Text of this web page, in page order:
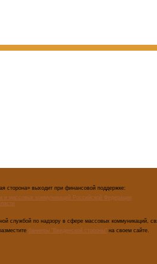
сторона» выходит при финансовой поддержке:
и массовых коммуникаций Российской Федерации
службой по надзору в сфере массовых коммуникаций,
баннеры "Введенской стороны" на своем сайте.